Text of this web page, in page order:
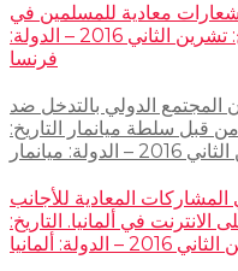
شعارات معادية للمسلمين في
مدينة بوردو الفرنسية. التاريخ: تشرين الثاني 2016 – الدولة:
فرنسا
المجتمع الدولي بالتدخل ضد
من قبل سلطة ميانمار التاريخ:
الدولة: ميانمار
المعادية للأجانب
في ألمانيا. التاريخ:
– الدولة: ألمانيا